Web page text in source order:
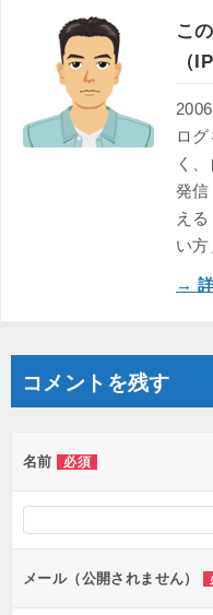
こ
（
ロ
く
発信
え
い方
→
コメントを残す
名前 必須
メール（公開されません）